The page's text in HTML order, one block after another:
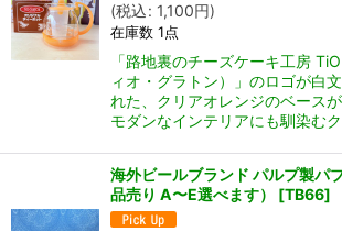
(税込: 1,100円)
在庫数 1点
「路地裏のチーズケーキ工房
ィオ・グラトン）」のロゴが白
れた、クリアオレンジのベースが
モダンなインテリアにも馴染む
海外ビールブランド パルプ製パ
品売り A〜E選べます）
[TB66]